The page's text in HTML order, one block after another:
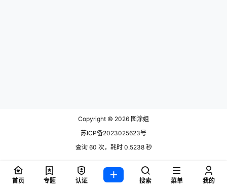
Copyright © 2026 图涂姐
苏ICP备2023025623号
查询 60 次，耗时 0.5238 秒
首页 专题 认证 搜索 菜单 我的